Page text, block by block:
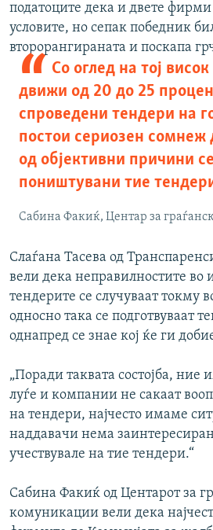
податоците дека и двете
условите, но сепак победник
второрангираната и поскапа
Со оглед на тој
движи од 20 до 25
спроведени тендери на
постои сериозен сомнеж
од објективни причини
поништувани тие
Сабина Факиќ, Центар за
Слаѓана Тасева од
вели дека неправилностите во
тендерите се случуваат токму
односно така се подготвуваат
однапред се знае кој ќе ги
„Поради таквата состојба, ние
луѓе и компании не сакаат
на тендери, најчесто имаме
наддавачи нема
учествувале на тие тендери.“
Сабина Факиќ од Центарот за
комуникации вели дека